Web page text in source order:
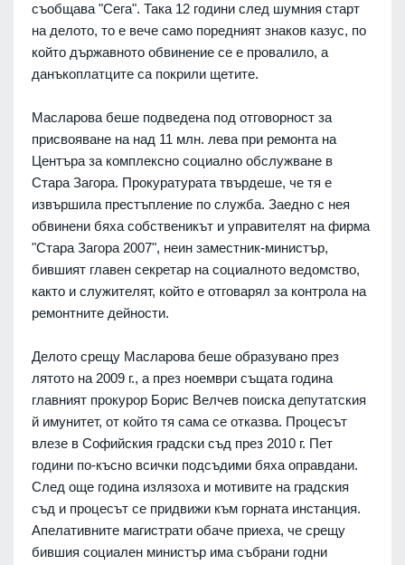
съобщава "Сега". Така 12 години след шумния старт
на делото, то е вече само поредният знаков казус, по
който държавното обвинение се е провалило, а
данъкоплатците са покрили щетите.
Масларова беше подведена под отговорност за
присвояване на над 11 млн. лева при ремонта на
Центъра за комплексно социално обслужване в
Стара Загора. Прокуратурата твърдеше, че тя е
извършила престъпление по служба. Заедно с нея
обвинени бяха собственикът и управителят на фирма
"Стара Загора 2007", неин заместник-министър,
бившият главен секретар на социалното ведомство,
както и служителят, който е отговарял за контрола на
ремонтните дейности.
Делото срещу Масларова беше образувано през
лятото на 2009 г., а през ноември същата година
главният прокурор Борис Велчев поиска депутатския
й имунитет, от който тя сама се отказва. Процесът
влезе в Софийския градски съд през 2010 г. Пет
години по-късно всички подсъдими бяха оправдани.
След още година излязоха и мотивите на градския
съд и процесът се придвижи към горната инстанция.
Апелативните магистрати обаче приеха, че срещу
бившия социален министър има събрани годни